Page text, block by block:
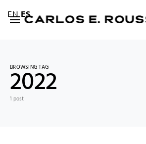
BROWSING TAG
2022
1 post
EN ES